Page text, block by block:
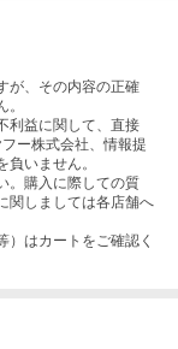
が、その内容の正確
利益に関して、直接
ー株式会社、情報提
いません。
。購入に際しての質
関しましては各店舗へ
）はカートをご確認く